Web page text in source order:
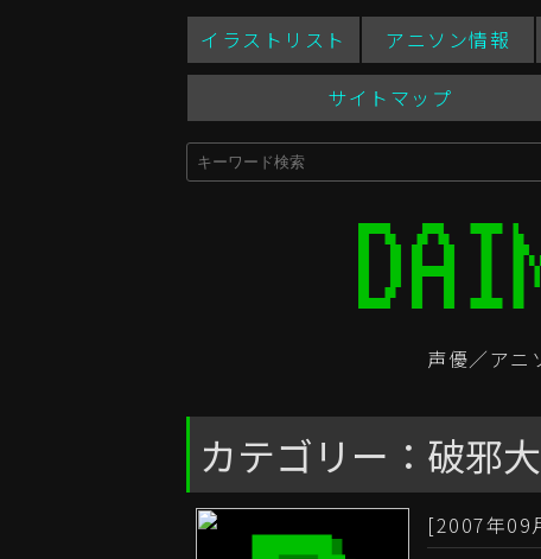
イラストリスト アニソン情報
サイトマップ
声優／アニ
カテゴリー：破邪
[2007年09